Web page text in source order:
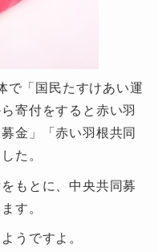
で「国民たすけあい運
寄付をすると赤い羽
金」「赤い羽根共同
た。
もとに、中央共同募
す。
うですよ。